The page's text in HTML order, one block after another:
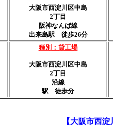
大阪市西淀川区中島
2丁目
阪神なんば線
出来島駅 徒歩26分
種別：貸工場
大阪市西淀川区中島
2丁目
沿線
駅 徒歩分
【大阪市西淀